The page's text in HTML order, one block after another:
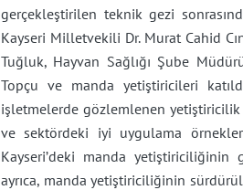
gerçekleştirilen teknik gezi
Kayseri Milletvekili Dr. Murat Cahid
Tuğluk, Hayvan Sağlığı Şube
Topçu ve manda yetiştiricileri
işletmelerde gözlemlenen yetiştiricilik
ve sektördeki iyi uygulama
Kayseri’deki manda yetiştiriciliğinin
ayrıca, manda yetiştiriciliğinin